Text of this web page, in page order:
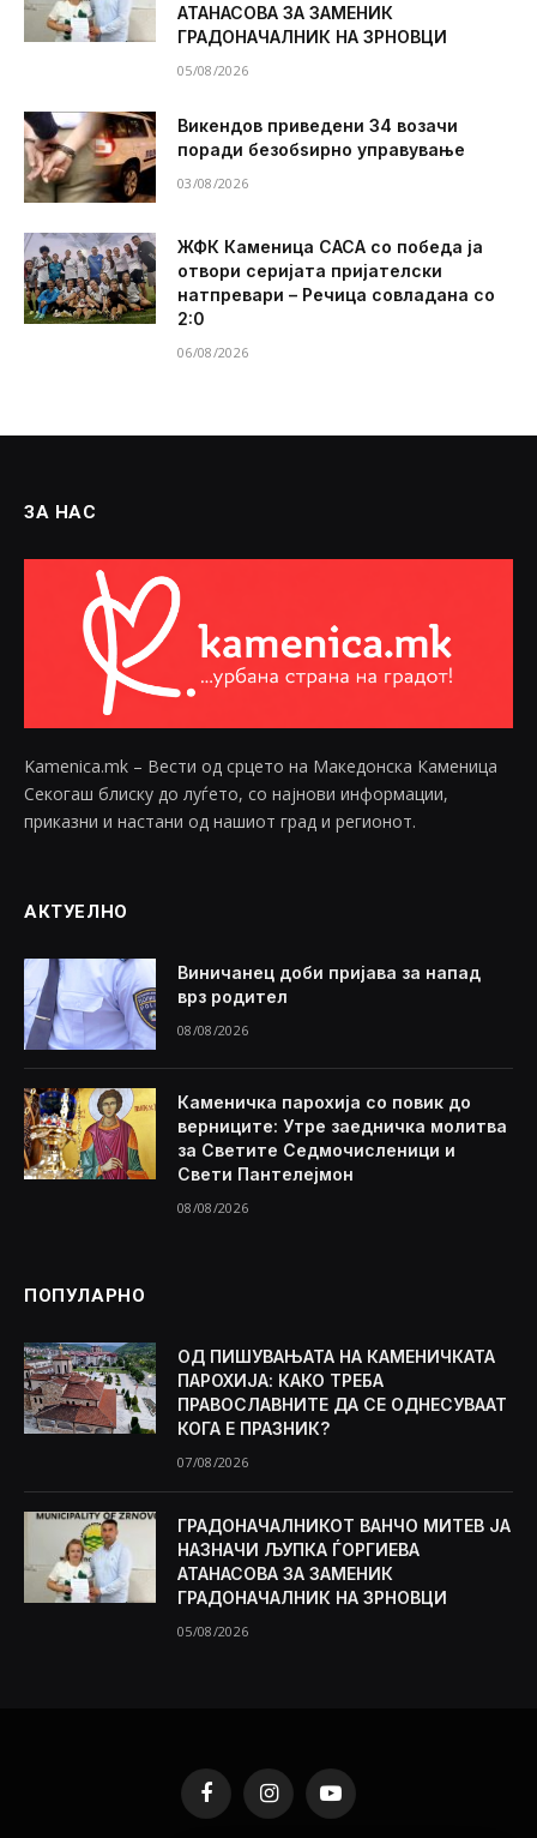
АТАНАСОВА ЗА ЗАМЕНИК
ГРАДОНАЧАЛНИК НА ЗРНОВЦИ
05/08/2026
Викендов приведени 34 возачи
поради безобѕирно управување
03/08/2026
ЖФК Каменица САСА со победа ја
отвори серијата пријателски
натпревари – Речица совладана со
2:0
06/08/2026
ЗА НАС
Kamenica.mk – Вести од срцето на Македонска Каменица
Секогаш блиску до луѓето, со најнови информации,
приказни и настани од нашиот град и регионот.
АКТУЕЛНО
Виничанец доби пријава за напад
врз родител
08/08/2026
Каменичка парохија со повик до
верниците: Утре заедничка молитва
за Светите Седмочисленици и
Свети Пантелејмон
08/08/2026
ПОПУЛАРНО
ОД ПИШУВАЊАТА НА КАМЕНИЧКАТА
ПАРОХИЈА: КАКО ТРЕБА
ПРАВОСЛАВНИТЕ ДА СЕ ОДНЕСУВААТ
КОГА Е ПРАЗНИК?
07/08/2026
ГРАДОНАЧАЛНИКОТ ВАНЧО МИТЕВ ЈА
НАЗНАЧИ ЉУПКА ЃОРГИЕВА
АТАНАСОВА ЗА ЗАМЕНИК
ГРАДОНАЧАЛНИК НА ЗРНОВЦИ
05/08/2026
FacebookInstagramYouTube